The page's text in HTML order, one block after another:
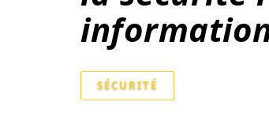
SÉCURITÉ